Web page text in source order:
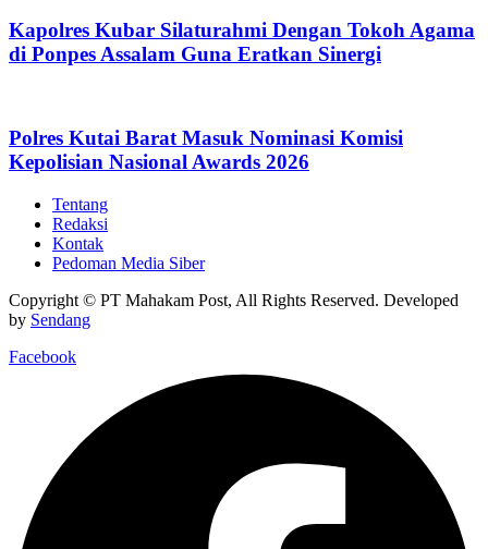
Kapolres Kubar Silaturahmi Dengan Tokoh Agama
di Ponpes Assalam Guna Eratkan Sinergi
Polres Kutai Barat Masuk Nominasi Komisi
Kepolisian Nasional Awards 2026
Tentang
Redaksi
Kontak
Pedoman Media Siber
Copyright © PT Mahakam Post, All Rights Reserved. Developed
by Sendang
Facebook